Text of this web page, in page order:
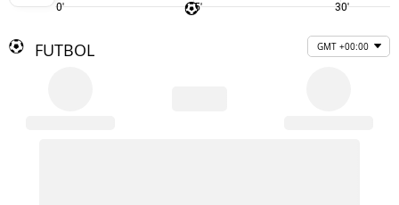
0' 15' 30'
FUTBOL GMT +00:00